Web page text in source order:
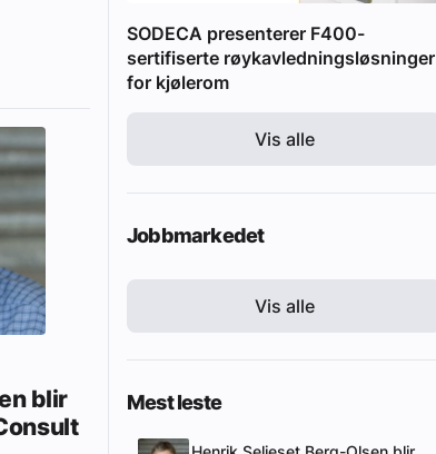
blir
SODECA presenterer F400-
sertifiserte røykavledningsløsninger
for kjølerom
Vis alle
Jobbmarkedet
Vis alle
Mest leste